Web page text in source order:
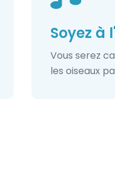
Soyez à
Vous serez
les oiseaux